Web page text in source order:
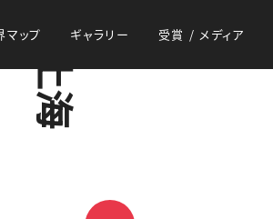
マップ ギャラリー 受賞 / メディア